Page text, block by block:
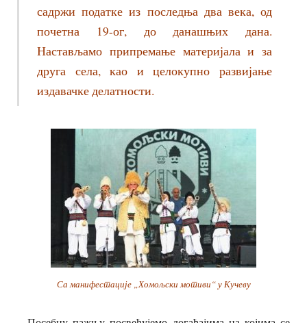
садржи податке из последња два века, од
почетна 19-ог, до данашњих дана.
Настављамо припремање материјала и за
друга села, као и целокупно развијање
издавачке делатности.
Са манифестације „Хомољски мотиви“ у Кучеву